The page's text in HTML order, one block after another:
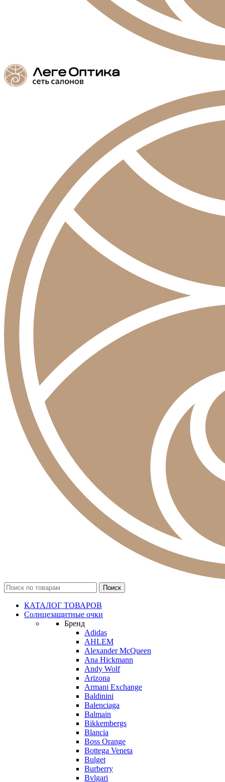
КАТАЛОГ ТОВАРОВ
Солнцезащитные очки
Бренд
Adidas
AHLEM
Alexander McQueen
Ana Hickmann
Andy Wolf
Arizona
Armani Exchange
Baldinini
Balenciaga
Balmain
Bikkembergs
Blancia
Boss Orange
Bottega Veneta
Bulget
Burberry
Bvlgari